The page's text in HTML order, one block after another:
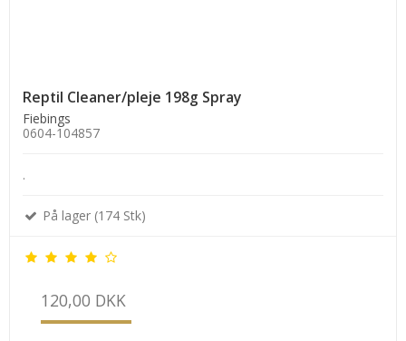
Reptil Cleaner/pleje 198g Spray
Fiebings
0604-104857
.
På lager (174 Stk)
120,00 DKK